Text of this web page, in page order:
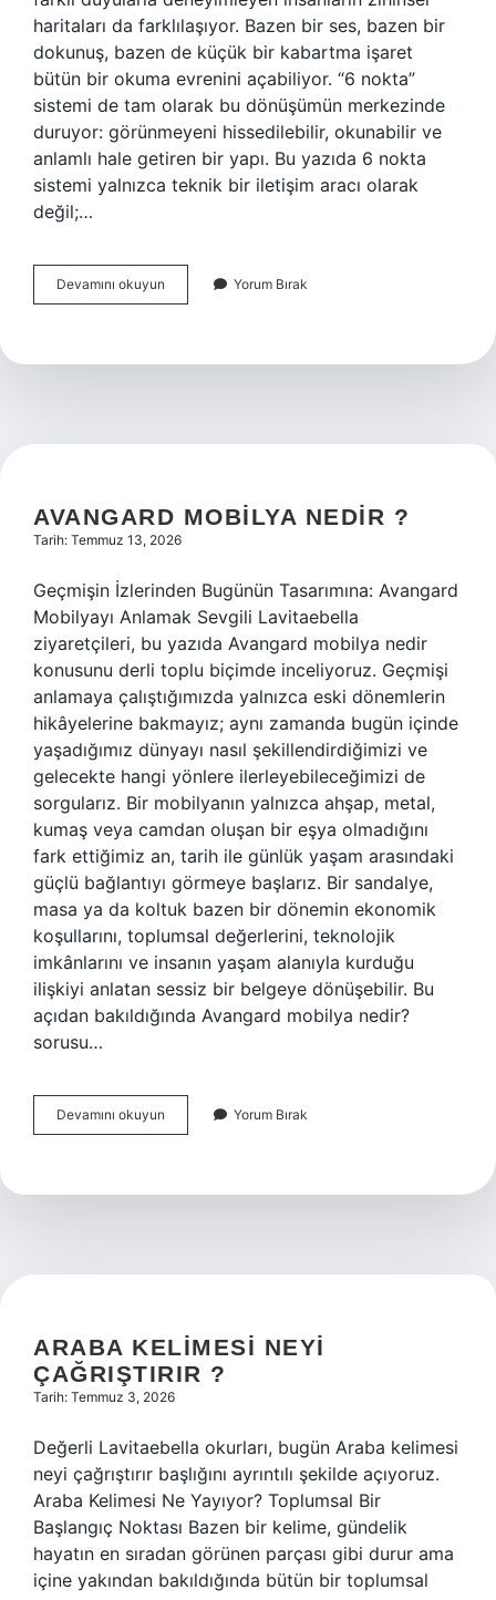
haritaları da farklılaşıyor. Bazen bir ses, bazen bir
dokunuş, bazen de küçük bir kabartma işaret
bütün bir okuma evrenini açabiliyor. “6 nokta”
sistemi de tam olarak bu dönüşümün merkezinde
duruyor: görünmeyeni hissedilebilir, okunabilir ve
anlamlı hale getiren bir yapı. Bu yazıda 6 nokta
sistemi yalnızca teknik bir iletişim aracı olarak
değil;…
Devamını okuyun
nokta
Yarar
Yorum Bırak
AVANGARD MOBILYA NEDIR ?
Tarih: Temmuz 13, 2026
Geçmişin İzlerinden Bugünün Tasarımına: Avangard
Mobilyayı Anlamak Sevgili Lavitaebella
ziyaretçileri, bu yazıda Avangard mobilya nedir
konusunu derli toplu biçimde inceliyoruz. Geçmişi
anlamaya çalıştığımızda yalnızca eski dönemlerin
hikâyelerine bakmayız; aynı zamanda bugün içinde
yaşadığımız dünyayı nasıl şekillendirdiğimizi ve
gelecekte hangi yönlere ilerleyebileceğimizi de
sorgularız. Bir mobilyanın yalnızca ahşap, metal,
kumaş veya camdan oluşan bir eşya olmadığını
fark ettiğimiz an, tarih ile günlük yaşam arasındaki
güçlü bağlantıyı görmeye başlarız. Bir sandalye,
masa ya da koltuk bazen bir dönemin ekonomik
koşullarını, toplumsal değerlerini, teknolojik
imkânlarını ve insanın yaşam alanıyla kurduğu
ilişkiyi anlatan sessiz bir belgeye dönüşebilir. Bu
açıdan bakıldığında Avangard mobilya nedir?
sorusu…
Devamını okuyun Avangard
mobilya
Yorum Bırak
ARABA KELIMESI NEYI
ÇAĞRIŞTIRIR ?
Tarih: Temmuz 3, 2026
Değerli Lavitaebella okurları, bugün Araba kelimesi
neyi çağrıştırır başlığını ayrıntılı şekilde açıyoruz.
Araba Kelimesi Ne Yayıyor? Toplumsal Bir
Başlangıç Noktası Bazen bir kelime, gündelik
hayatın en sıradan görünen parçası gibi durur ama
içine yakından bakıldığında bütün bir toplumsal